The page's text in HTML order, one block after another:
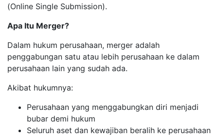
(Online Single Submission).
Apa Itu Merger?
Dalam hukum perusahaan, merger adalah
penggabungan satu atau lebih perusahaan ke dalam
perusahaan lain yang sudah ada.
Akibat hukumnya:
Perusahaan yang menggabungkan diri menjadi
bubar demi hukum
Seluruh aset dan kewajiban beralih ke perusahaan